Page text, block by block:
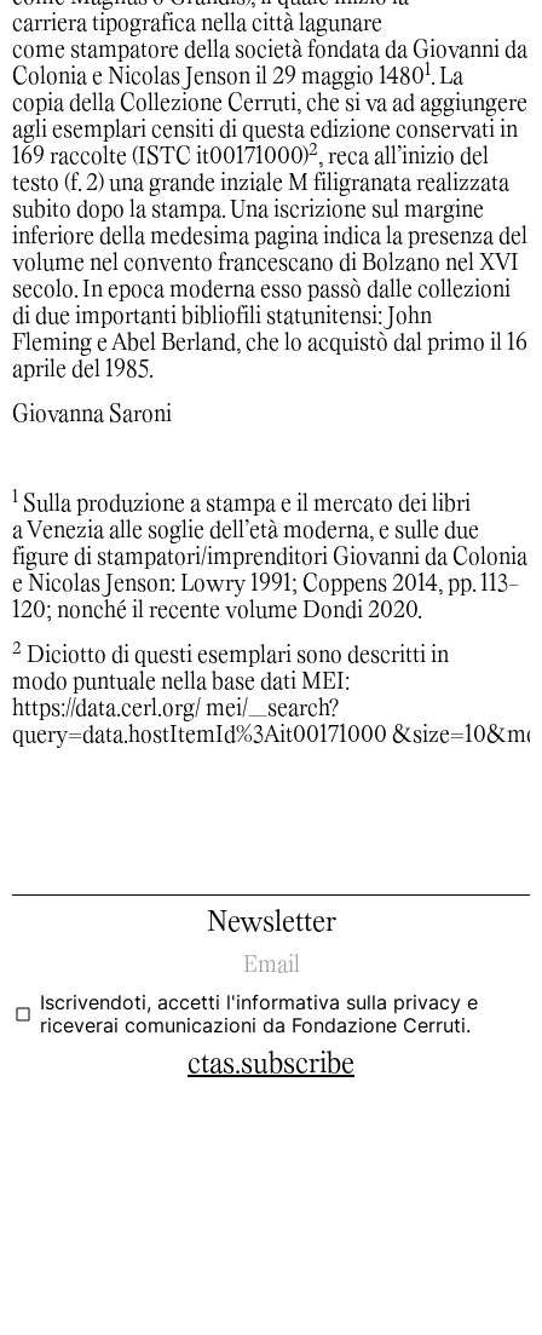
carriera tipografica nella città lagunare
come stampatore della società fondata da Giovanni da
Colonia e Nicolas Jenson il 29 maggio 14801. La
copia della Collezione Cerruti, che si va ad aggiungere
agli esemplari censiti di questa edizione conservati in
169 raccolte (ISTC it00171000)2, reca all’inizio del
testo (f. 2) una grande inziale M filigranata realizzata
subito dopo la stampa. Una iscrizione sul margine
inferiore della medesima pagina indica la presenza del
volume nel convento francescano di Bolzano nel XVI
secolo. In epoca moderna esso passò dalle collezioni
di due importanti bibliofili statunitensi: John
Fleming e Abel Berland, che lo acquistò dal primo il 16
aprile del 1985.
Giovanna Saroni
1 Sulla produzione a stampa e il mercato dei libri
a Venezia alle soglie dell’età moderna, e sulle due
figure di stampatori/imprenditori Giovanni da Colonia
e Nicolas Jenson: Lowry 1991; Coppens 2014, pp. 113-
120; nonché il recente volume Dondi 2020.
2 Diciotto di questi esemplari sono descritti in
modo puntuale nella base dati MEI:
https://data.cerl.org/ mei/_search?
query=data.hostItemId%3Ait00171000
Newsletter
Iscrivendoti, accetti l'informativa sulla privacy e
riceverai comunicazioni da Fondazione Cerruti.
ctas.subscribe